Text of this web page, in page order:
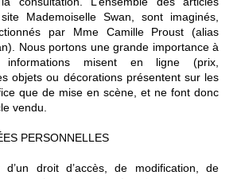
Mademoiselle Swan, sont imaginés,
par Mme Camille Proust (alias
Nous portons une grande importance à
informations misent en ligne (prix,
objets ou décorations présentent sur les
que de mise en scène, et ne font donc
vendu.
PERSONNELLES
droit d’accès, de modification, de